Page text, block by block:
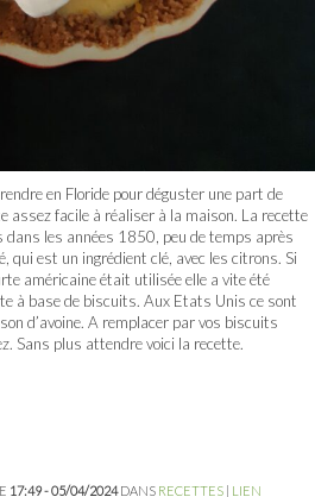
en Floride pour déguster une part de
assez facile à réaliser à la maison. La recette
les années 1850, peu de temps après
qui est un ingrédient clé, avec les citrons. Si
américaine était utilisée elle a vite été
à base de biscuits. Aux Etats Unis ce sont
d’avoine. A remplacer par vos biscuits
Sans plus attendre voici la recette.
17:49 - 05/04/2024DANS RECETTES | LIEN